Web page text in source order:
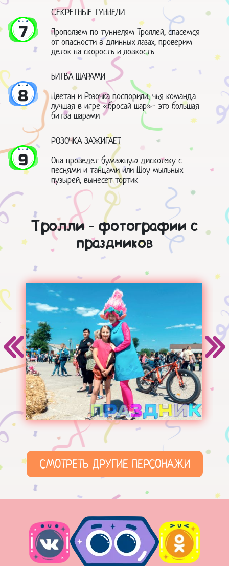
7
СЕКРЕТНЫЕ ТУННЕЛИ
Проползем по туннелям Троллей, спасемся
от опасности в длинных лазах, проверим
деток на скорость и ловкость
8
БИТВА ШАРАМИ
Цветан и Розочка поспорили, чья команда
лучшая в игре «бросай шар»- это большая
битва шарами
9
РОЗОЧКА ЗАЖИГАЕТ
Она проведет бумажную дискотеку с
песнями и танцами или Шоу мыльных
пузырей, вынесет тортик
Тролли - фотографии с
праздников
СМОТРЕТЬ ДРУГИЕ ПЕРСОНАЖИ